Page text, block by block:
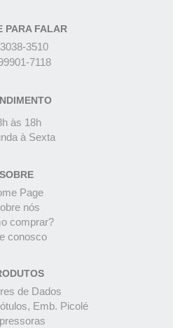
PARA FALAR
3038-3510
7118
às 18h
à Sexta
SOBRE
Page
nós
comprar?
conosco
de Dados
Emb. Picolé